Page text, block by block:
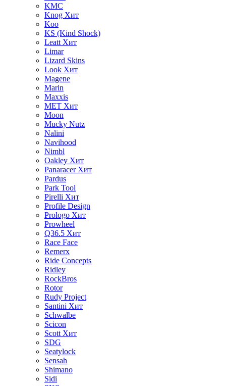
KMC
Knog Хит
Koo
KS (Kind Shock)
Leatt Хит
Limar
Lizard Skins
Look Хит
Magene
Marin
Maxxis
MET Хит
Moon
Mucky Nutz
Nalini
Navihood
Nimbl
Oakley Хит
Panaracer Хит
Pardus
Park Tool
Pirelli Хит
Profile Design
Prologo Хит
Prowheel
Q36.5 Хит
Race Face
Remerx
Ride Concepts
Ridley
RockBros
Rotor
Rudy Project
Santini Хит
Schwalbe
Scicon
Scott Хит
SDG
Seatylock
Sensah
Shimano
Sidi